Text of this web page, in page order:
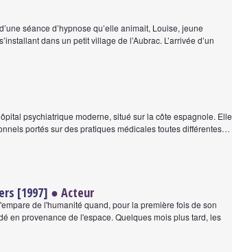
séance d’hypnose qu’elle animait, Louise, jeune
dans un petit village de l’Aubrac. L’arrivée d’un
psychiatrique moderne, situé sur la côte espagnole. Elle
portés sur des pratiques médicales toutes différentes…
[1997] ● Acteur
de l'humanité quand, pour la première fois de son
en provenance de l'espace. Quelques mois plus tard, les